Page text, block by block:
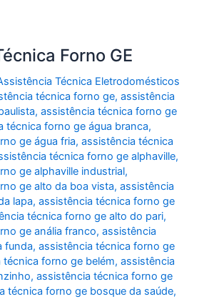
Forno GE
Técnica Eletrodomésticos
técnica forno ge,assistência
,assistência técnica forno ge
técnica forno ge água branca,
ge água fria,assistência técnica
técnica forno ge alphaville,
ge alphaville industrial,
ge alto da boa vista,assistência
lapa,assistência técnica forno ge
técnica forno ge alto do pari,
ge anália franco,assistência
funda,assistência técnica forno ge
técnica forno ge belém,assistência
,assistência técnica forno ge
técnica forno ge bosque da saúde,